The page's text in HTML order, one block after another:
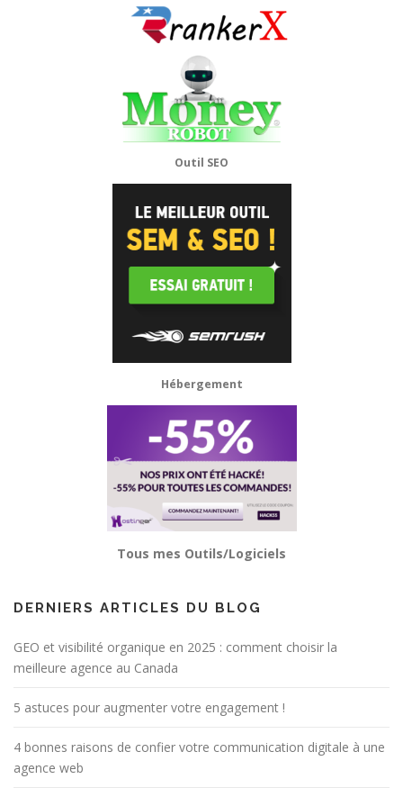
Outil SEO
Hébergement
Tous mes Outils/Logiciels
DERNIERS ARTICLES DU BLOG
GEO et visibilité organique en 2025 : comment choisir la
meilleure agence au Canada
5 astuces pour augmenter votre engagement !
4 bonnes raisons de confier votre communication digitale à une
agence web